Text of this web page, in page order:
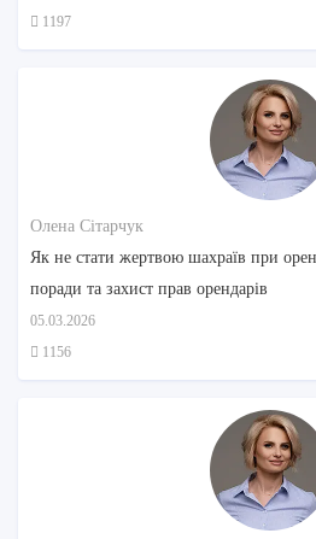
1197
Олена Сітарчук
Як не стати жертвою шахраїв при
поради та захист прав орендарів
05.03.2026
1156